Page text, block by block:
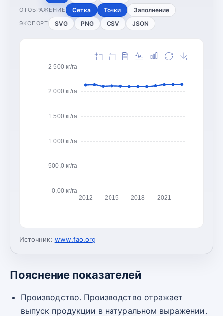
ОТОБРАЖЕНИЕ Сетка Точки Заполнение
ЭКСПОРТ SVG PNG CSV JSON
0,00 кг/га
500,0 кг/га
1 000 кг/га
1 500 кг/га
2 000 кг/га
2 500 кг/га
2012 2015 2018 2021
Источник: www.fao.org
Пояснение показателей
Производство. Производство отражает
выпуск продукции в натуральном выражении.